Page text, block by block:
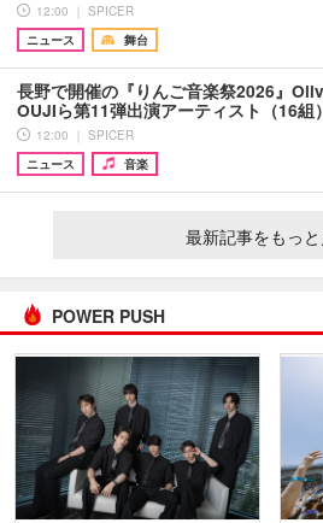
12:00 ｜ SPICER
ニュース
舞台
長野で開催の『りんご音楽祭2026』
OUJIら第11弾出演アーティスト（16組
12:00 ｜ SPICER
ニュース
音楽
最新記事をもっ
POWER PUSH